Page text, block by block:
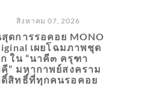
สิงหาคม 07, 2026
ดการรอคอย MONO
เผยโฉมภาพชุด
ใน “นาคี๓ ครุฑา
” มหากาพย์สงคราม
สิทธิ์ที่ทุกคนรอคอย